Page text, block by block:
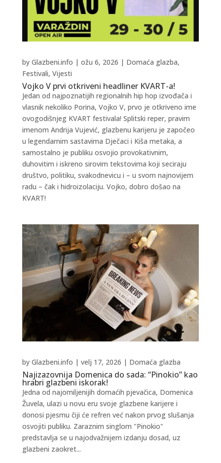
Vojko V prvi otkriveni headliner KVART-a!
by Glazbeni.info | ožu 6, 2026 | Domaća glazba,
Festivali, Vijesti
Jedan od najpoznatijih regionalnih hip hop izvođača i
vlasnik nekoliko Porina, Vojko V, prvo je otkriveno ime
ovogodišnjeg KVART festivala! Splitski reper, pravim
imenom Andrija Vujević, glazbenu karijeru je započeo
u legendarnim sastavima Dječaci i Kiša metaka, a
samostalno je publiku osvojio provokativnim,
duhovitim i iskreno sirovim tekstovima koji seciraju
društvo, politiku, svakodnevicu i – u svom najnovijem
radu – čak i hidroizolaciju. Vojko, dobro došao na
KVART!
Najizazovnija Domenica do sada: “Pinokio” kao
hrabri glazbeni iskorak!
by Glazbeni.info | velj 17, 2026 | Domaća glazba
Jedna od najomiljenijih domaćih pjevačica, Domenica
Žuvela, ulazi u novu eru svoje glazbene karijere i
donosi pjesmu čiji će refren već nakon prvog slušanja
osvojiti publiku. Zaraznim singlom "Pinokio"
predstavlja se u najodvažnijem izdanju dosad, uz
glazbeni zaokret...